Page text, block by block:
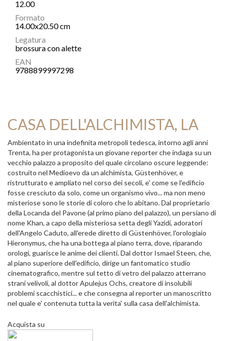
12.00
Formato
14.00x20.50 cm
Legatura
brossura con alette
EAN
9788899997298
CASA DELL'ALCHIMISTA, LA
Ambientato in una indefinita metropoli tedesca, intorno agli anni
Trenta, ha per protagonista un giovane reporter che indaga su un
vecchio palazzo a proposito del quale circolano oscure leggende:
costruito nel Medioevo da un alchimista, Güstenhöver, e
ristrutturato e ampliato nel corso dei secoli, e' come se l'edificio
fosse cresciuto da solo, come un organismo vivo... ma non meno
misteriose sono le storie di coloro che lo abitano. Dal proprietario
della Locanda del Pavone (al primo piano del palazzo), un persiano di
nome Khan, a capo della misteriosa setta degli Yazidi, adoratori
dell'Angelo Caduto, all'erede diretto di Güstenhöver, l'orologiaio
Hieronymus, che ha una bottega al piano terra, dove, riparando
orologi, guarisce le anime dei clienti. Dal dottor Ismael Steen, che,
al piano superiore dell'edificio, dirige un fantomatico studio
cinematografico, mentre sul tetto di vetro del palazzo atterrano
strani velivoli, al dottor Apulejus Ochs, creatore di insolubili
problemi scacchistici... e che consegna al reporter un manoscritto
nel quale e' contenuta tutta la verita' sulla casa dell'alchimista.
Acquista su